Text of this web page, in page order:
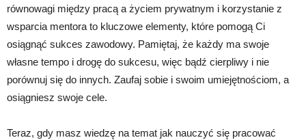
równowagi między pracą a życiem prywatnym i korzystanie z
wsparcia mentora to kluczowe elementy, które pomogą Ci
osiągnąć sukces zawodowy. Pamiętaj, że każdy ma swoje
własne tempo i drogę do sukcesu, więc bądź cierpliwy i nie
porównuj się do innych. Zaufaj sobie i swoim umiejętnościom, a
osiągniesz swoje cele.
Teraz, gdy masz wiedzę na temat jak nauczyć się pracować